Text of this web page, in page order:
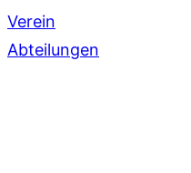
Verein
Abteilungen